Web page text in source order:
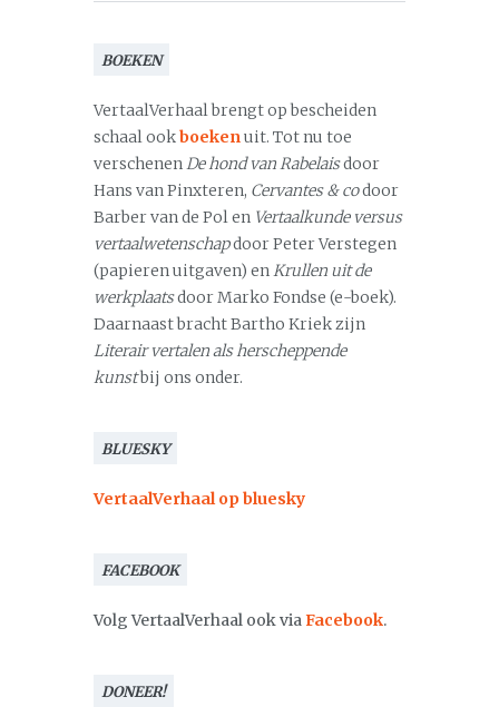
BOEKEN
VertaalVerhaal brengt op bescheiden
schaal ookboekenuit. Tot nu toe
verschenenDe hond van Rabelaisdoor
Hans van Pinxteren, Cervantes & codoor
Barber van de Pol en Vertaalkunde versus
vertaalwetenschapdoor Peter Verstegen
(papieren uitgaven) enKrullen uit de
werkplaatsdoor Marko Fondse (e-boek).
Daarnaast bracht Bartho Kriek zijn
Literair vertalen als herscheppende
kunstbij ons onder.
BLUESKY
VertaalVerhaal op bluesky
FACEBOOK
Volg VertaalVerhaal ook viaFacebook.
DONEER!